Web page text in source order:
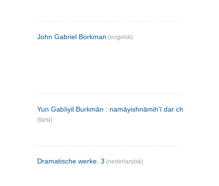
John Gabriel Borkman (engelsk)
Yun Gabīiyil Burkmān : namāyishnāmihʹī dar chahār pardih
(farsi)
Dramatische werke. 3 (nederlandsk)